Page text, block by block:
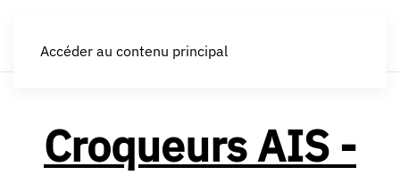
Accéder au contenu principal
Croqueurs AIS -